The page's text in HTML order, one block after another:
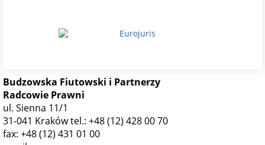
Budzowska Fiutowski i Partnerzy
Radcowie Prawni
ul. Sienna 11/1
31-041 Krakówtel.: +48 (12) 428 00 70
fax: +48 (12) 431 01 00